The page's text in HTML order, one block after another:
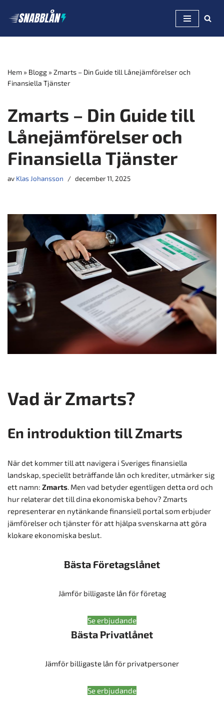
till
Hem » Blogg » Zmarts – Din Guide till Lånejämförelser och
Finansiella Tjänster
Zmarts – Din Guide till
Lånejämförelser och
Finansiella Tjänster
av Klas Johansson december 11, 2025
Vad är Zmarts?
En introduktion till Zmarts
När det kommer till att navigera i Sveriges finansiella
landskap, speciellt beträffande lån och krediter, utmärker sig
ett namn: Zmarts. Men vad betyder egentligen detta ord och
hur relaterar det till dina ekonomiska behov? Zmarts
representerar en nytänkande finansiell portal som erbjuder
jämförelser och tjänster för att hjälpa svenskarna att göra
klokare ekonomiska beslut.
Bästa Företagslånet
Jämför billigaste lån för företag
Se erbjudande
Bästa Privatlånet
Jämför billigaste lån för privatpersoner
Se erbjudande